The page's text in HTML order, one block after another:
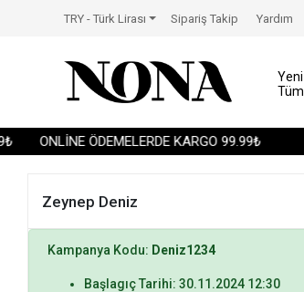
ONLİNE ÖDEMELERDE KARGO 99.99₺
TRY - Türk Lirası Sipariş Takip Yardım
Yeni
Zeynep Deniz
Kampanya Kodu: Deniz1234
Başlagıç Tarihi: 30.11.2024 12:30